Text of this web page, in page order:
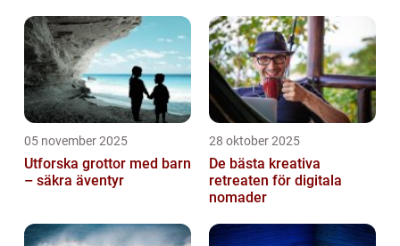
05 november 2025
Utforska grottor med barn
– säkra äventyr
28 oktober 2025
De bästa kreativa
retreaten för digitala
nomader